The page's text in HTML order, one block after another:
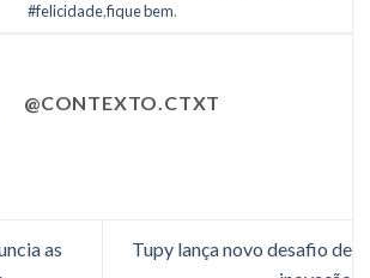
#felicidade,fique bem.
@CONTEXTO.CTXT
as
Tupy lança novo desafio de